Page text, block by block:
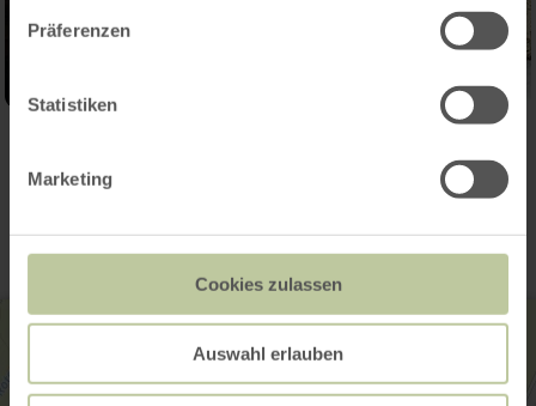
Präferenzen
Statistiken
Marketing
Cookies zulassen
Auswahl erlauben
Kontakt